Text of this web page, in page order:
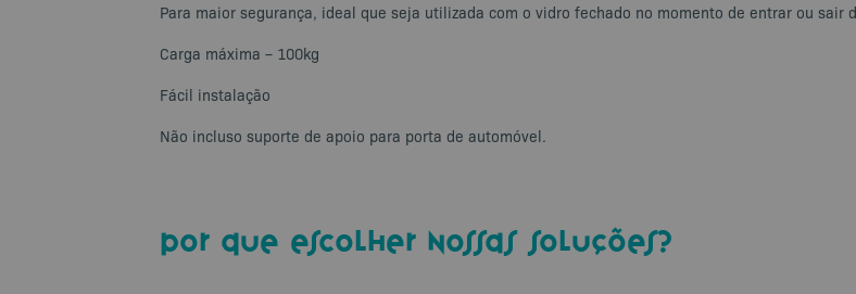
Para maior segurança, ideal que seja utilizada com o vidro fechado no momento de entrar ou sair
Carga máxima – 100kg
Fácil instalação
Não incluso suporte de apoio para porta de automóvel.
por que escolher nossas soluções?